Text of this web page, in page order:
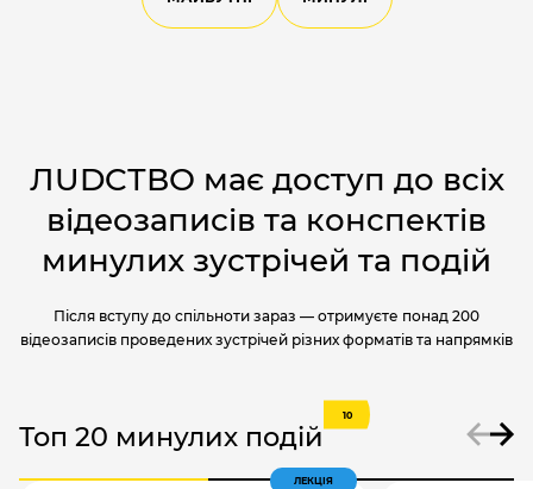
ЛUDCТВО має доступ до всіх
відеозаписів та конспектів
минулих зустрічей та подій
Після вступу до спільноти зараз — отримуєте понад 200
відеозаписів проведених зустрічей різних форматів та напрямків
Топ 20 минулих подій
10
ЛЕКЦІЯ